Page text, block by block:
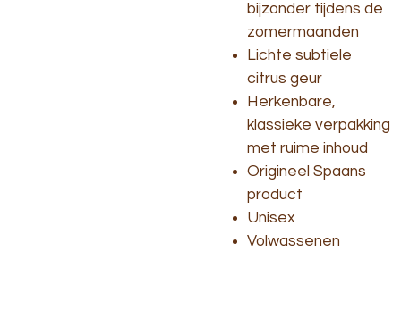
bijzonder tijdens de
zomermaanden
Lichte subtiele
citrus geur
Herkenbare,
klassieke verpakking
met ruime inhoud
Origineel Spaans
product
Unisex
Volwassenen